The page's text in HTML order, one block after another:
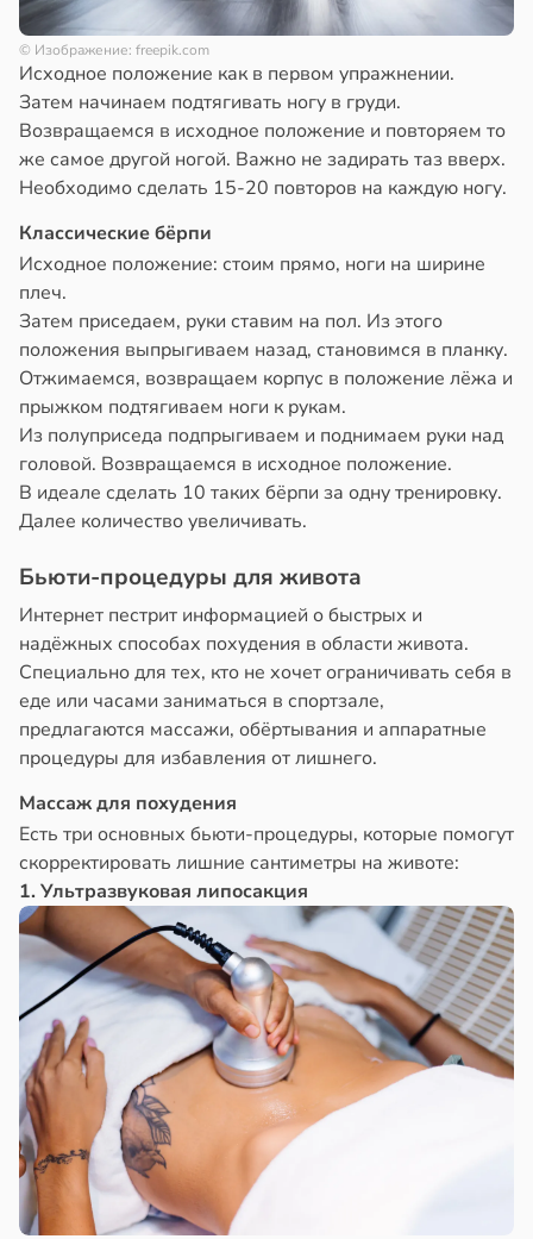
© Изображение: freepik.com
Исходное положение как в первом упражнении.
Затем начинаем подтягивать ногу в груди.
Возвращаемся в исходное положение и повторяем то
же самое другой ногой. Важно не задирать таз вверх.
Необходимо сделать 15-20 повторов на каждую ногу.
Классические бёрпи
Исходное положение: стоим прямо, ноги на ширине
плеч.
Затем приседаем, руки ставим на пол. Из этого
положения выпрыгиваем назад, становимся в планку.
Отжимаемся, возвращаем корпус в положение лёжа и
прыжком подтягиваем ноги к рукам.
Из полуприседа подпрыгиваем и поднимаем руки над
головой. Возвращаемся в исходное положение.
В идеале сделать 10 таких бёрпи за одну тренировку.
Далее количество увеличивать.
Бьюти-процедуры для живота
Интернет пестрит информацией о быстрых и
надёжных способах похудения в области живота.
Специально для тех, кто не хочет ограничивать себя в
еде или часами заниматься в спортзале,
предлагаются массажи, обёртывания и аппаратные
процедуры для избавления от лишнего.
Массаж для похудения
Есть три основных бьюти-процедуры, которые помогут
скорректировать лишние сантиметры на животе:
1. Ультразвуковая липосакция